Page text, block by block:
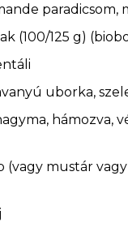
paradicsom,
(100/125 g)
uborka,
hámozva,
(vagy mustár